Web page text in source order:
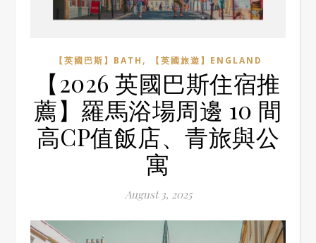
【英國巴斯】BATH , 【英國旅遊】ENGLAND
【2026 英國巴斯住宿推
薦】羅馬浴場周邊 10 間
高CP值飯店、青旅與公
寓
August 3, 2025